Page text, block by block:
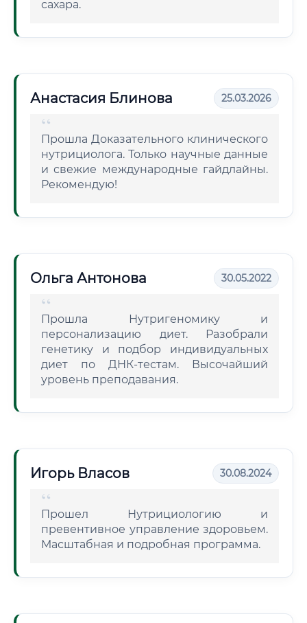
сахара.
Анастасия Блинова 25.03.2026
Прошла Доказательного клинического
нутрициолога. Только научные данные
и свежие международные гайдлайны.
Рекомендую!
Ольга Антонова 30.05.2022
Прошла Нутригеномику и
персонализацию диет. Разобрали
генетику и подбор индивидуальных
диет по ДНК-тестам. Высочайший
уровень преподавания.
Игорь Власов 30.08.2024
Прошел Нутрициологию и
превентивное управление здоровьем.
Масштабная и подробная программа.